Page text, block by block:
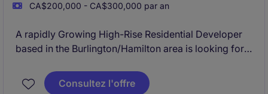
CA$200,000 - CA$300,000 par an
A rapidly Growing High-Rise Residential Developer
based in the Burlington/Hamilton area is looking for
CFO to assist with continued company growth.
Consultez l'offre